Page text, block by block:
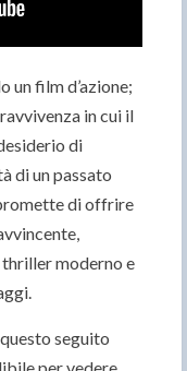
un film d’azione;
in cui il
di
di un passato
di offrire
moderno e
seguito
per vedere